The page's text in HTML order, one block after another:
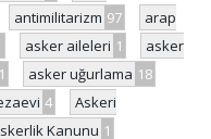
antimilitarizm 97
arap
asker aileleri 1
asker
asker uğurlama 18
4
Askeri
Kanunu 1